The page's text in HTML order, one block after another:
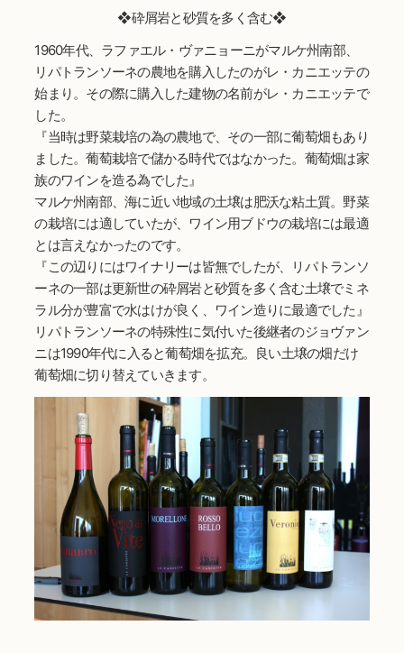
❖砕屑岩と砂質を多く含む❖
1960年代、ラファエル・ヴァニョーニがマルケ州南部、
リパトランソーネの農地を購入したのがレ・カニエッテの
始まり。その際に購入した建物の名前がレ・カニエッテで
した。
『当時は野菜栽培の為の農地で、その一部に葡萄畑もあり
ました。葡萄栽培で儲かる時代ではなかった。葡萄畑は家
族のワインを造る為でした』
マルケ州南部、海に近い地域の土壌は肥沃な粘土質。野菜
の栽培には適していたが、ワイン用ブドウの栽培には最適
とは言えなかったのです。
『この辺りにはワイナリーは皆無でしたが、リパトランソ
ーネの一部は更新世の砕屑岩と砂質を多く含む土壌でミネ
ラル分が豊富で水はけが良く、ワイン造りに最適でした』
リパトランソーネの特殊性に気付いた後継者のジョヴァン
ニは1990年代に入ると葡萄畑を拡充。良い土壌の畑だけ
葡萄畑に切り替えていきます。